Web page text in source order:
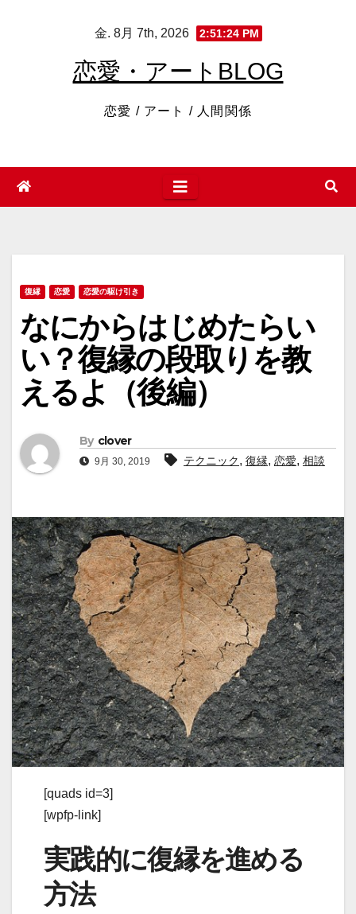
金. 8月 7th, 2026 2:51:25 PM
恋愛・アートBLOG
恋愛 / アート / 人間関係
復縁 恋愛 恋愛の駆け引き
なにからはじめたらい
い？復縁の段取りを教
えるよ（後編）
By clover
9月 30, 2019 テクニック, 復縁, 恋愛, 相談
[quads id=3]
[wpfp-link]
実践的に復縁を進める
方法